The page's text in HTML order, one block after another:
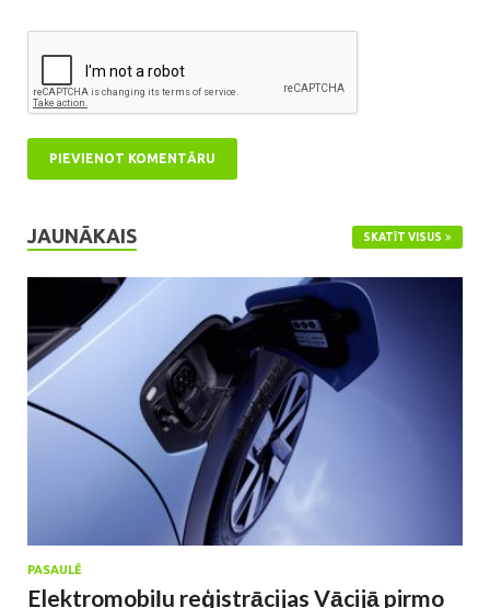
JAUNĀKAIS SKATĪT VISUS
PASAULĒ
Elektromobiļu reģistrācijas Vācijā pirmo